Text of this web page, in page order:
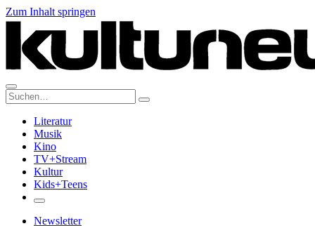
Zum Inhalt springen
Suche:
Literatur
Musik
Kino
TV+Stream
Kultur
Kids+Teens
Newsletter